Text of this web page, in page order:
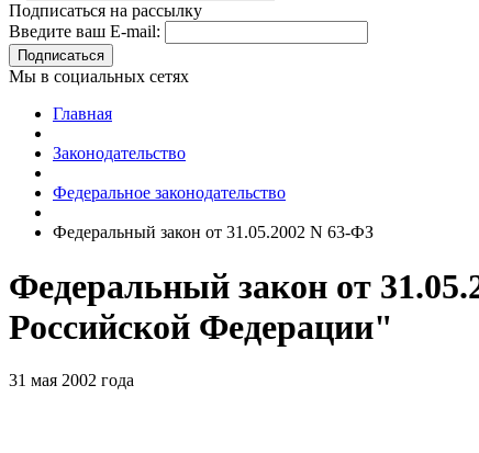
Подписаться на рассылку
Введите ваш E-mail:
Подписаться
Мы в социальных сетях
Главная
Законодательство
Федеральное законодательство
Федеральный закон от 31.05.2002 N 63-ФЗ
Федеральный закон от
Российской Федерации"
31 мая 2002 года